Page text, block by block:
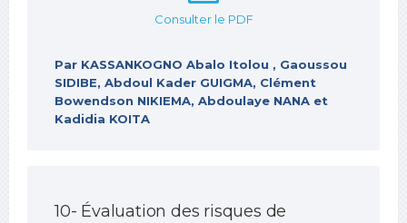
Consulter le PDF
Par KASSANKOGNO Abalo Itolou , Gaoussou
SIDIBE, Abdoul Kader GUIGMA, Clément
Bowendson NIKIEMA, Abdoulaye NANA et
Kadidia KOITA
10- Évaluation des risques de